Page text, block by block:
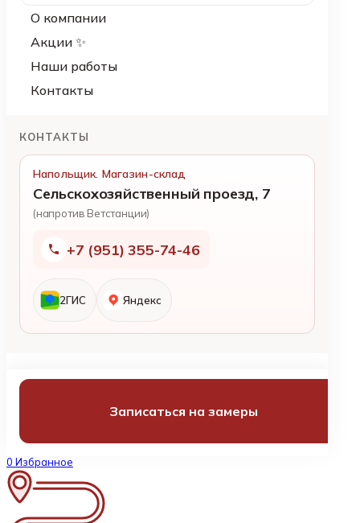
О компании
Акции ✨
Наши работы
Контакты
КОНТАКТЫ
Напольщик. Магазин-склад
Сельскохозяйственный проезд, 7
(напротив Ветстанции)
+7 (951) 355-74-46
2ГИС Яндекс
Записаться на замеры
0 Избранное